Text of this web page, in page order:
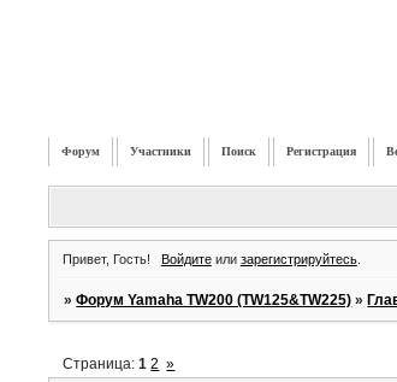
Форум Участники Поиск Регистрация
Привет, Гость! Войдитеили зарегистрируйтесь.
»Форум Yamaha TW200 (TW125&TW225) »
Страница:1 2 »